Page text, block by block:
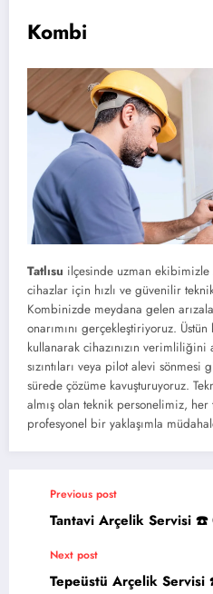
Kombi
Tatlısu ilçesinde uzman ekibimizle
cihazlar için hızlı ve güvenilir
Kombinizde meydana gelen
onarımını gerçekleştiriyoruz.
kullanarak cihazınızın verimliliğini
sızıntıları veya pilot alevi sönmesi
sürede çözüme kavuşturuyoruz.
almış olan teknik personelimiz, her
profesyonel bir yaklaşımla
Previous post
Tantavi Arçelik Servisi
Next post
Tepeüstü Arçelik